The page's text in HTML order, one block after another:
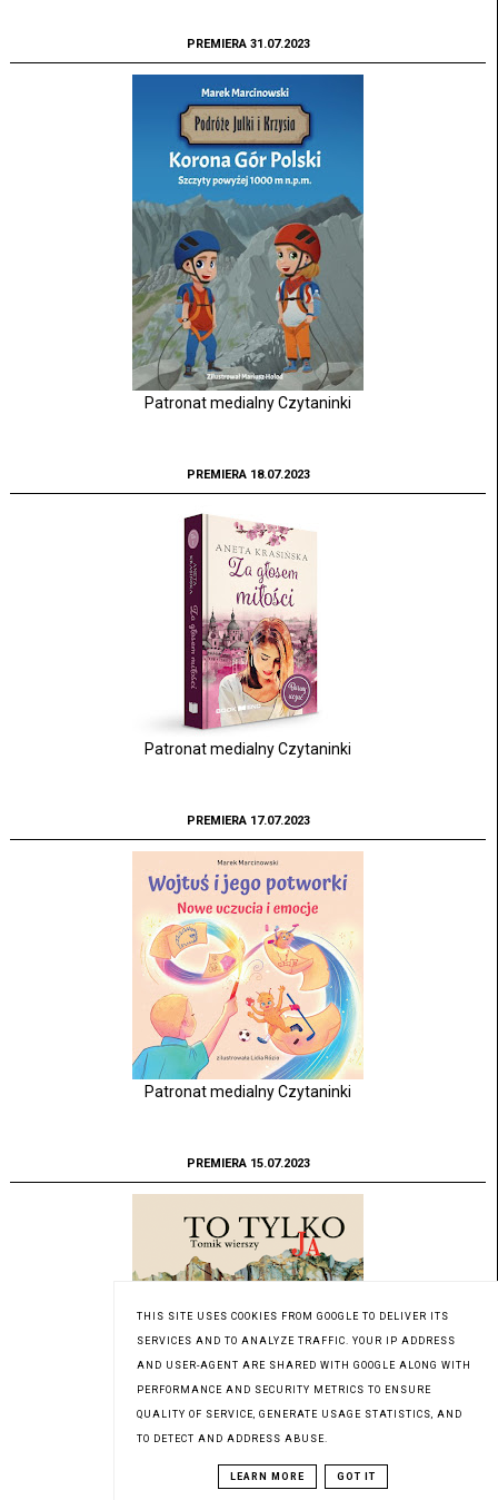
PREMIERA 31.07.2023
Patronat medialny Czytaninki
PREMIERA 18.07.2023
Patronat medialny Czytaninki
PREMIERA 17.07.2023
Patronat medialny Czytaninki
PREMIERA 15.07.2023
THIS SITE USES COOKIES FROM GOOGLE TO DELIVER ITS
SERVICES AND TO ANALYZE TRAFFIC. YOUR IP ADDRESS
AND USER-AGENT ARE SHARED WITH GOOGLE ALONG WITH
PERFORMANCE AND SECURITY METRICS TO ENSURE
QUALITY OF SERVICE, GENERATE USAGE STATISTICS, AND
TO DETECT AND ADDRESS ABUSE.
LEARN MORE GOT IT